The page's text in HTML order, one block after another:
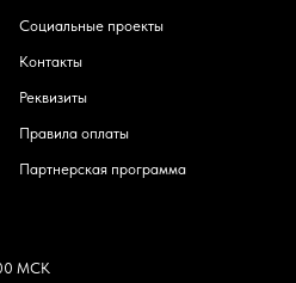
МСК
Контакты
Реквизиты
Правила оплаты
Социальные проекты
Партнерская программа